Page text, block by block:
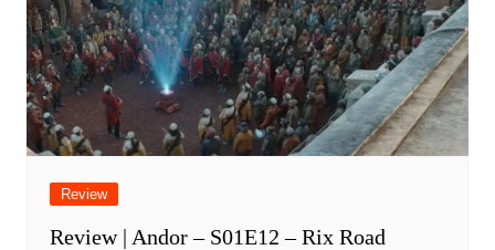
Review
Review | Andor – S01E12 – Rix Road